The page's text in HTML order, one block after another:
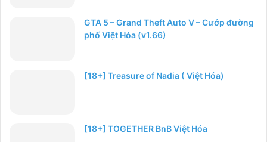
GTA 5 – Grand Theft Auto V – Cướp đường
phố Việt Hóa (v1.66)
[18+] Treasure of Nadia ( Việt Hóa)
[18+] TOGETHER BnB Việt Hóa